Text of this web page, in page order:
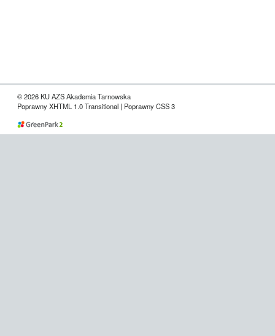
© 2026 KU AZS Akademia Tarnowska
Poprawny XHTML 1.0 Transitional | Poprawny CSS 3